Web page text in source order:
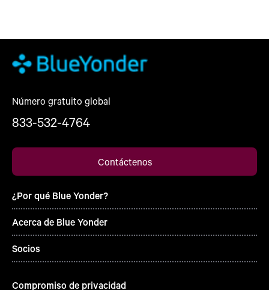
Número gratuito global
833-532-4764
Contáctenos
¿Por qué Blue Yonder?
Acerca de Blue Yonder
Socios
Compromiso de privacidad